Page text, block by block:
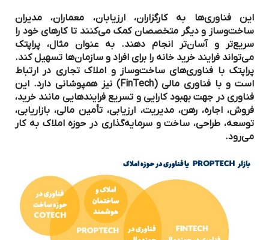
این فناوری‌ها به کارگزاران، ارزیابان، معماران، مدیران
ساخت‌وساز و دیگر متخصصان کمک می‌کنند تا کارهای خود را
سریع‌تر و آسان‌تر انجام دهند. به عنوان مثال، پراپتک
می‌تواند فرایند خرید خانه را برای افراد و سازمان‌ها تسهیل کند.
پراپتک با فناوری‌های ساخت‌وساز و املاک تجاری در ارتباط
است و با فناوری مالی (FinTech) نیز همپوشانی دارد. این
فناوری در جهت بهبود کارایی و تسریع فرایندهایی مانند خرید،
فروش، اجاره، رهن، مدیریت، ارزیابی، تأمین مالی، بازاریابی،
توسعه، طراحی، ساخت و سرمایه‌گذاری در حوزه املاک به کار
می‌رود.